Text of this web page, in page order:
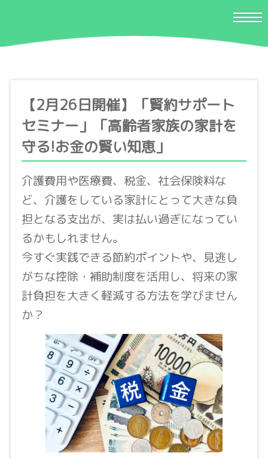
【2月26日開催】「賢約サポート
セミナー」「高齢者家族の家計を
守る!お金の賢い知恵」
介護費用や医療費、税金、社会保険料な
ど、介護をしている家計にとって大きな負
担となる支出が、実は払い過ぎになってい
るかもしれません。
今すぐ実践できる節約ポイントや、見逃し
がちな控除・補助制度を活用し、将来の家
計負担を大きく軽減する方法を学びません
か？